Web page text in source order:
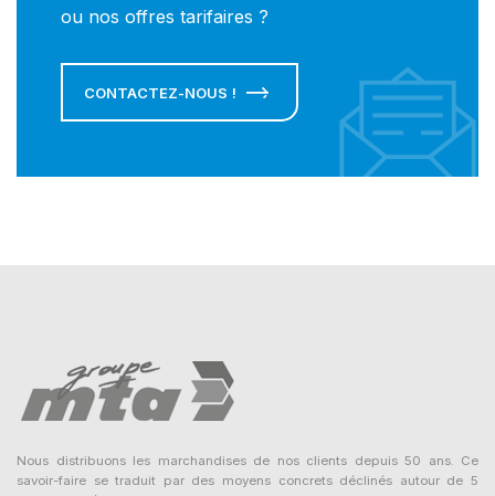
ou nos offres tarifaires ?
CONTACTEZ-NOUS !
Nous distribuons les marchandises de nos clients depuis 50 ans. Ce
savoir-faire se traduit par des moyens concrets déclinés autour de 5